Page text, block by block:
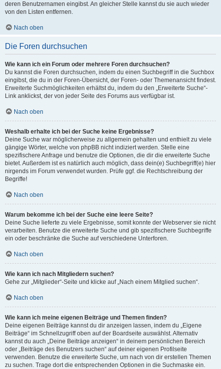
deren Benutzernamen eingibst. An gleicher Stelle kannst du sie auch wieder
von den Listen entfernen.
Nach oben
Die Foren durchsuchen
Wie kann ich ein Forum oder mehrere Foren durchsuchen?
Du kannst die Foren durchsuchen, indem du einen Suchbegriff in die Suchbox
eingibst, die du in der Foren-Übersicht, der Foren- oder Themenansicht findest.
Erweiterte Suchmöglichkeiten erhältst du, indem du den „Erweiterte Suche“-
Link anklickst, der von jeder Seite des Forums aus verfügbar ist.
Nach oben
Weshalb erhalte ich bei der Suche keine Ergebnisse?
Deine Suche war möglicherweise zu allgemein gehalten und enthielt zu viele
gängige Wörter, welche von phpBB nicht indiziert werden. Stelle eine
spezifischere Anfrage und benutze die Optionen, die dir die erweiterte Suche
bietet. Außerdem ist es natürlich auch möglich, dass dein(e) Suchbegriff(e) hier
nirgends im Forum verwendet wurden. Prüfe ggf. die Rechtschreibung der
Begriffe!
Nach oben
Warum bekomme ich bei der Suche eine leere Seite?
Deine Suche lieferte zu viele Ergebnisse, somit konnte der Webserver sie nicht
verarbeiten. Benutze die erweiterte Suche und gib spezifischere Suchbegriffe
ein oder beschränke die Suche auf verschiedene Unterforen.
Nach oben
Wie kann ich nach Mitgliedern suchen?
Gehe zur „Mitglieder“-Seite und klicke auf „Nach einem Mitglied suchen“.
Nach oben
Wie kann ich meine eigenen Beiträge und Themen finden?
Deine eigenen Beiträge kannst du dir anzeigen lassen, indem du „Eigene
Beiträge“ im Schnellzugriff oben auf der Boardseite auswählst. Alternativ
kannst du auch „Deine Beiträge anzeigen“ in deinem persönlichen Bereich
oder „Beiträge des Benutzers suchen“ auf deiner eigenen Profilseite
verwenden. Benutze die erweiterte Suche, um nach von dir erstellen Themen
zu suchen. Trage dort die entsprechenden Optionen in die Suchmaske ein.